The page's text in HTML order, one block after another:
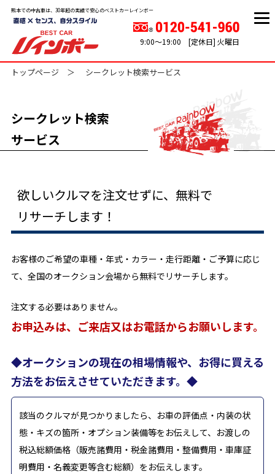
熊本での中古車は、30年超の実績で安心のベストカーレインボー
9:00～19:00 [定休日] 火曜日
トップページ シークレット検索サービス
シークレット検索
サービス
欲しいクルマを注文せずに、無料で
リサーチします！
お客様のご希望の車種・年式・カラー・走行距離・ご予算に応じ
て、全国のオークション会場から無料でリサーチします。
注文する必要はありません。
お申込みは、ご来店又はお電話からお願いします。
◆オークションの現在の相場情報や、お得に買える
方法をお伝えさせていただきます。◆
該当のクルマが見つかりましたら、お車の評価点・内装の状
態・キズの箇所・オプション装備等をお伝えして、お渡しの
税込総額価格（販売諸費用・税金諸費用・整備費用・車庫証
明費用・名義変更等含む総額）をお伝えします。